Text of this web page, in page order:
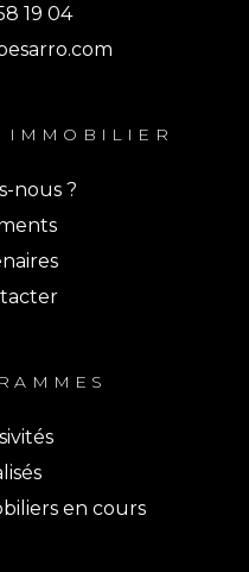
19 04
IMMOBILIER
nous ?
en cours